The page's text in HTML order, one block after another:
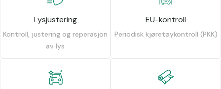
Lysjustering
Kontroll, justering og reperasjon
av lys
EU-kontroll
Periodisk kjøretøykontroll (PKK)